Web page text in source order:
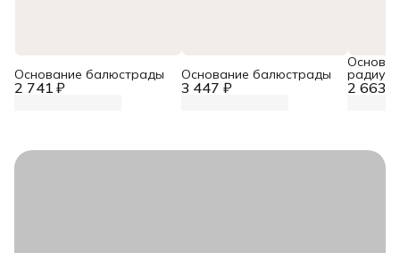
2 741 ₽
Основание балюстрады
3 447 ₽
Основание балюстрады
2 663 ₽